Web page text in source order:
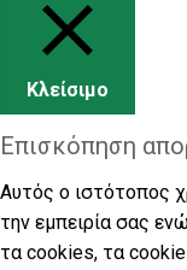
Κλείσιμο
Επισκόπηση
Αυτός ο ιστότοπος
την εμπειρία σας
τα cookies, τα